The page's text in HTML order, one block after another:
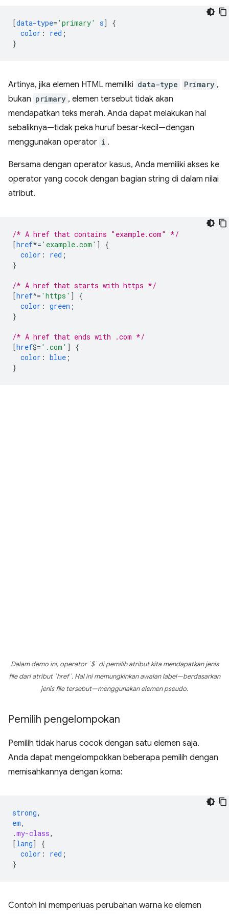
[data-type= 'primary' s]
{
color : red ;
}
Artinya, jika elemen HTML memiliki data-type Primary ,
bukan primary , elemen tersebut tidak akan
mendapatkan teks merah. Anda dapat melakukan hal
sebaliknya—tidak peka huruf besar-kecil—dengan
menggunakan operator i .
Bersama dengan operator kasus, Anda memiliki akses ke
operator yang cocok dengan bagian string di dalam nilai
atribut.
/* A href that contains "example.com" */
[href*= 'example.com' ]
{
color : red ;
}
/* A href that starts with https */
[href^= 'https' ]
{
color : green ;
}
/* A href that ends with .com */
[href$= '.com' ]
{
color : blue ;
}
Dalam demo ini, operator `$` di pemilih atribut kita mendapatkan jenis
file dari atribut `href`. Hal ini memungkinkan awalan label—berdasarkan
jenis file tersebut—menggunakan elemen pseudo.
Pemilih pengelompokan
Pemilih tidak harus cocok dengan satu elemen saja.
Anda dapat mengelompokkan beberapa pemilih dengan
memisahkannya dengan koma:
strong,
em,
.my-class,
[lang]
{
color : red ;
}
Contoh ini memperluas perubahan warna ke elemen